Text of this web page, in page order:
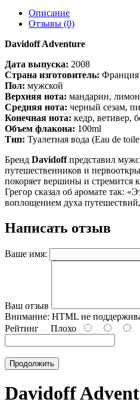
Описание
Отзывы (0)
Davidoff Adventure
Дата выпуска: 2008
Страна изготовитель: Франция
Пол: мужской
Верхняя нота: мандарин,
Средняя нота: черный сезам,
Конечная нота: кедр, ветивер,
Объем флакона: 100ml
Тип: Туалетная вода (Eau de
Бренд Davidoffпредставил
путешественников и
покоряет вершины и стремится
Грегор сказал об аромате так:
воплощением духа
Написать отзыв
Ваше имя:
Ваш отзыв
Внимание: HTML не
Рейтинг Плохо
Продолжить
Davidoff